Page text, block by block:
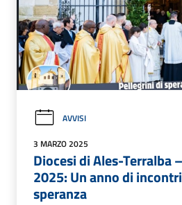
AVVISI
3 MARZO 2025
Diocesi di Ales-Terralba
2025: Un anno di
speranza